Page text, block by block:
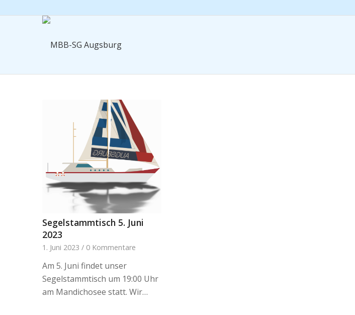
Segelstammtisch 5. Juni
2023
1. Juni 2023 / 0 Kommentare
Am 5. Juni findet unser
Segelstammtisch um 19:00 Uhr
am Mandichosee statt. Wir…